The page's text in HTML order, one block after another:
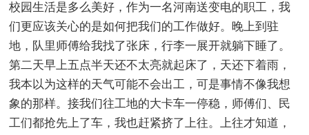
校园生活是多么美好，作为一名河南送变电的职工，我
们更应该关心的是如何把我们的工作做好。晚上到驻
地，队里师傅给我找了张床，行李一展开就躺下睡了。
第二天早上五点半天还不太亮就起床了，天还下着雨，
我本以为这样的天气可能不会出工，可是事情不像我想
象的那样。接我们往工地的大卡车一停稳，师傅们、民
工们都抢先上了车，我也赶紧挤了上往。上往才知道，